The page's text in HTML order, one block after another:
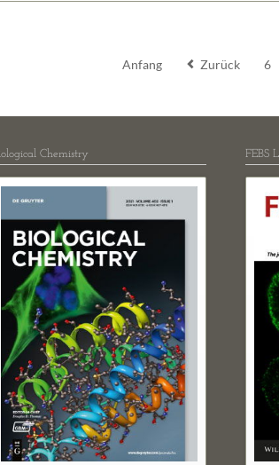
Anfang Zurück 6
Chemistry FEBS